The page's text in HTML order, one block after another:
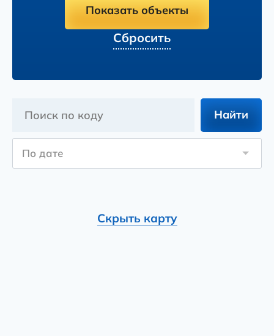
Сбросить
Показать объекты
Найти
По дате
Скрыть карту